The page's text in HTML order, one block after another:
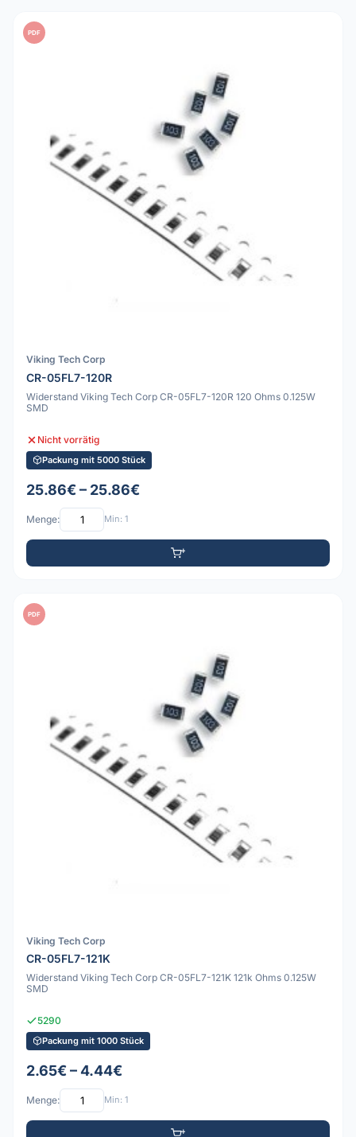
PDF
Viking Tech Corp
CR-05FL7-120R
Widerstand Viking Tech Corp CR-05FL7-120R 120 Ohms 0.125W
SMD
Nicht vorrätig
Packung mit 5000 Stück
25.86€ – 25.86€
Menge: Min: 1
PDF
Viking Tech Corp
CR-05FL7-121K
Widerstand Viking Tech Corp CR-05FL7-121K 121k Ohms 0.125W
SMD
5290
Packung mit 1000 Stück
2.65€ – 4.44€
Menge: Min: 1